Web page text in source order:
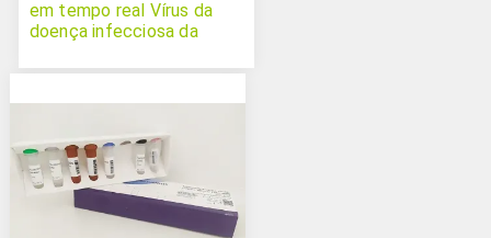
em tempo real Vírus da
doença infecciosa da